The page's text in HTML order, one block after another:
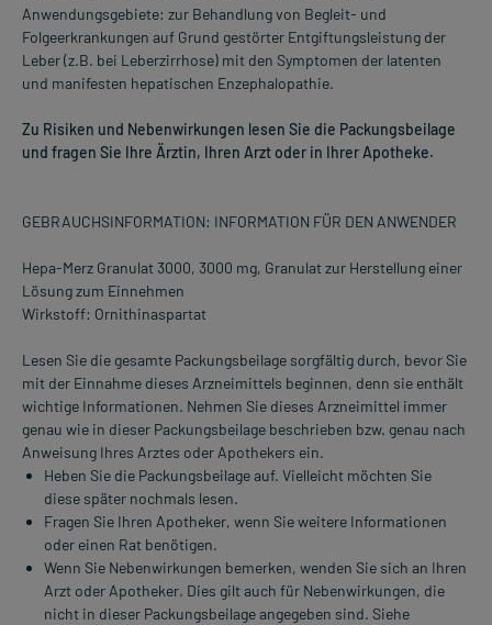
Anwendungsgebiete: zur Behandlung von Begleit- und
Folgeerkrankungen auf Grund gestörter Entgiftungsleistung der
Leber (z.B. bei Leberzirrhose) mit den Symptomen der latenten
und manifesten hepatischen Enzephalopathie.
Zu Risiken und Nebenwirkungen lesen Sie die Packungsbeilage
und fragen Sie Ihre Ärztin, Ihren Arzt oder in Ihrer Apotheke.
GEBRAUCHSINFORMATION: INFORMATION FÜR DEN ANWENDER
Hepa-Merz Granulat 3000, 3000 mg, Granulat zur Herstellung einer
Lösung zum Einnehmen
Wirkstoff: Ornithinaspartat
Lesen Sie die gesamte Packungsbeilage sorgfältig durch, bevor Sie
mit der Einnahme dieses Arzneimittels beginnen, denn sie enthält
wichtige Informationen. Nehmen Sie dieses Arzneimittel immer
genau wie in dieser Packungsbeilage beschrieben bzw. genau nach
Anweisung Ihres Arztes oder Apothekers ein.
Heben Sie die Packungsbeilage auf. Vielleicht möchten Sie
diese später nochmals lesen.
Fragen Sie Ihren Apotheker, wenn Sie weitere Informationen
oder einen Rat benötigen.
Wenn Sie Nebenwirkungen bemerken, wenden Sie sich an Ihren
Arzt oder Apotheker. Dies gilt auch für Nebenwirkungen, die
nicht in dieser Packungsbeilage angegeben sind. Siehe